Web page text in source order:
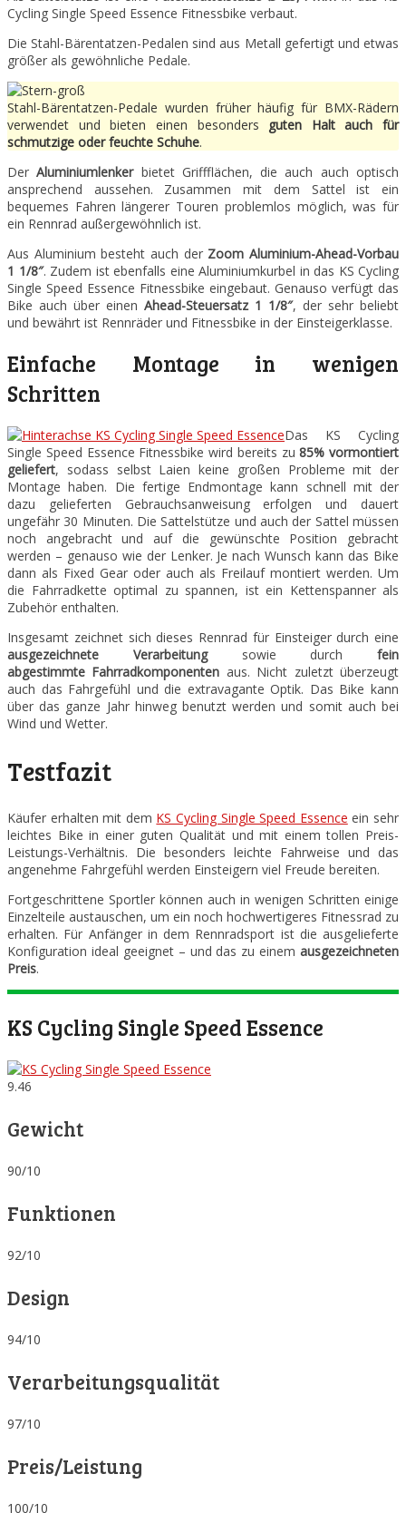
Cycling Single Speed Essence Fitnessbike verbaut.
Die Stahl-Bärentatzen-Pedalen sind aus Metall gefertigt und etwas
größer als gewöhnliche Pedale.
Stahl-Bärentatzen-Pedale wurden früher häufig für BMX-Rädern
verwendet und bieten einen besonders guten Halt auch für
schmutzige oder feuchte Schuhe.
DerAluminiumlenkerbietet Griffflächen, die auch auch optisch
ansprechend aussehen. Zusammen mit dem Sattel ist ein
bequemes Fahren längerer Touren problemlos möglich, was für
ein Rennrad außergewöhnlich ist.
Aus Aluminium besteht auch der Zoom Aluminium-Ahead-Vorbau
1 1/8″. Zudem ist ebenfalls eine Aluminiumkurbel in das KS Cycling
Single Speed Essence Fitnessbike eingebaut. Genauso verfügt das
Bike auch über einen Ahead-Steuersatz 1 1/8″, der sehr beliebt
und bewährt ist Rennräder und Fitnessbike in der Einsteigerklasse.
Einfache Montage in wenigen
Schritten
Das KS Cycling
Single Speed Essence Fitnessbike wird bereits zu 85% vormontiert
geliefert, sodass selbst Laien keine großen Probleme mit der
Montage haben. Die fertige Endmontage kann schnell mit der
dazu gelieferten Gebrauchsanweisung erfolgen und dauert
ungefähr 30 Minuten. Die Sattelstütze und auch der Sattel müssen
noch angebracht und auf die gewünschte Position gebracht
werden – genauso wie der Lenker. Je nach Wunsch kann das Bike
dann als Fixed Gear oder auch als Freilauf montiert werden. Um
die Fahrradkette optimal zu spannen, ist ein Kettenspanner als
Zubehör enthalten.
Insgesamt zeichnet sich dieses Rennrad für Einsteiger durch eine
ausgezeichnete Verarbeitung sowie durch fein
abgestimmte Fahrradkomponenten aus. Nicht zuletzt überzeugt
auch das Fahrgefühl und die extravagante Optik. Das Bike kann
über das ganze Jahr hinweg benutzt werden und somit auch bei
Wind und Wetter.
Testfazit
Käufer erhalten mit dem KS Cycling Single Speed Essence ein sehr
leichtes Bike in einer guten Qualität und mit einem tollen Preis-
Leistungs-Verhältnis. Die besonders leichte Fahrweise und das
angenehme Fahrgefühl werden Einsteigern viel Freude bereiten.
Fortgeschrittene Sportler können auch in wenigen Schritten einige
Einzelteile austauschen, um ein noch hochwertigeres Fitnessrad zu
erhalten. Für Anfänger in dem Rennradsport ist die ausgelieferte
Konfiguration ideal geeignet – und das zu einem ausgezeichneten
Preis.
KS Cycling Single Speed Essence
9.46
Gewicht
90/10
Funktionen
92/10
Design
94/10
Verarbeitungsqualität
97/10
Preis/Leistung
100/10